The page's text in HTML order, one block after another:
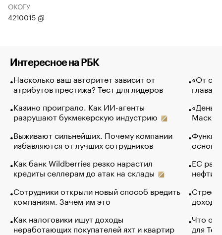
ОКОГУ
4210015
Интересное на РБК
Насколько ваш авторитет зависит от
атрибутов престижа? Тест для лидеров
Казино проиграло. Как ИИ-агенты
разрушают букмекерскую индустрию
Выживают сильнейших. Почему компании
избавляются от лучших сотрудников
Как банк Wildberries резко нарастил
кредиты селлерам до атак на склады
Сотрудники открыли новый способ вредить
компаниям. Зачем им это
Как налоговики ищут доходы
неработающих покупателей яхт и квартир
«От
глава
Маск в
основ
ЕС
нефти
Что
для